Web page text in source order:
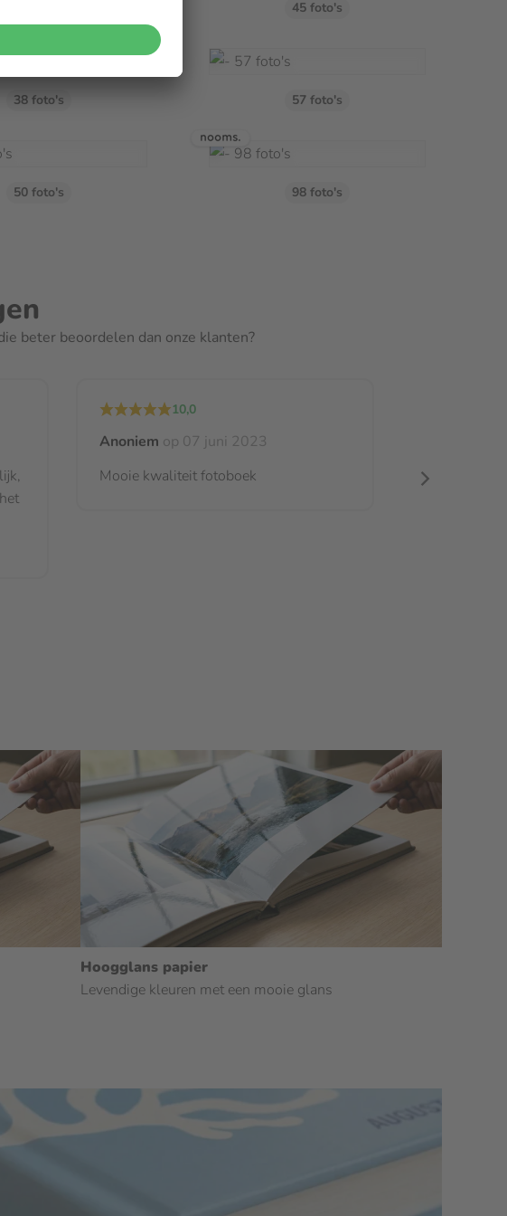
45 foto's
38 foto's 57 foto's
50 foto's 98 foto's
beter beoordelen dan onze klanten?
10,0
Anoniem op 07 juni 2023
Mooie kwaliteit fotoboek
Hoogglans papier
Levendige kleuren met een mooie glans